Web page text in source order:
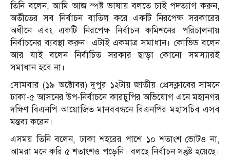
তিনি বলেন, আমি আজ স্পষ্ট ভাষায় বলতে চাই পদত্যাগ করুন,
অতীতের সব নির্বাচন বাতিল করে একটি নিরপেক্ষ সরকারের
অধীনে এবং একটি নিরপেক্ষ নির্বাচন কমিশনের পরিচালনায়
নির্বাচনের ব্যবস্থা করুন। এটাই একমাত্র সমাধান। কোভিড বলেন
আর যাই বলেন নির্বাচিত সরকার ছাড়া কোনো সমস্যারই
সমাধান হবে না।
সোমবার (১৯ অক্টোবর) দুপুর ১২টায় জাতীয় প্রেসক্লাবের সামনে
ঢাকা-৫ আসনের উপ-নির্বাচনে কারচুপির অভিযোগ এনে মহানগর
দক্ষিণ বিএনপি আয়োজিত মানববন্ধনে বিএনপির মহাসচিব এসব
মন্তব্য করেন।
এসময় তিনি বলেন, ঢাকা শহরের পাশে ১০ শতাংশ ভোটও না,
আমরা মনে করি ৫ শতাংশও পড়েনি। বলছে নির্বাচন সন্তুষ্ট হয়েছে।